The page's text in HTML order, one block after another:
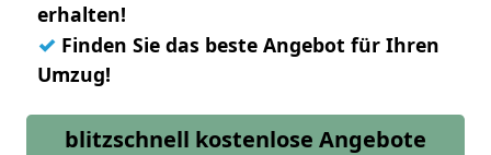
erhalten!
✓ Finden Sie das beste Angebot für Ihren
Umzug!
blitzschnell kostenlose Angebote